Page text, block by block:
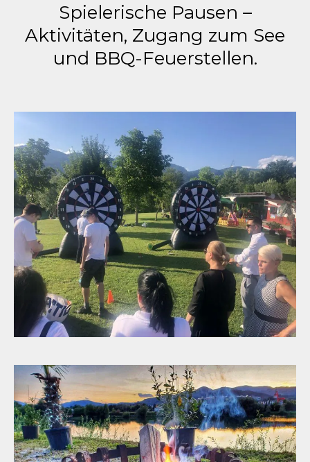
Spielerische Pausen –
Aktivitäten, Zugang zum See
und BBQ-Feuerstellen.